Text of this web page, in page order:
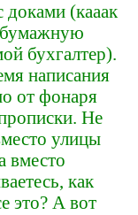
доками (кааак
бумажную
бухгалтер).
написания
от фонаря
Не
улицы
вместо
как
это? А вот